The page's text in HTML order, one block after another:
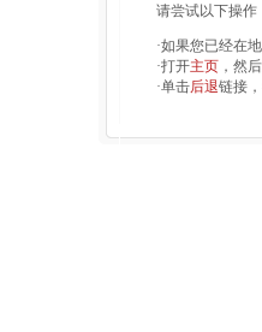
请尝试以下操作
·如果您已经在
·打开主页 ，然
·单击后退链接